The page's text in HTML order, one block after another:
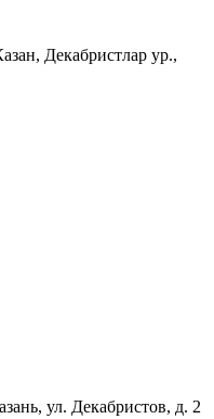
Декабристлар ур.,
ул. Декабристов, д. 2